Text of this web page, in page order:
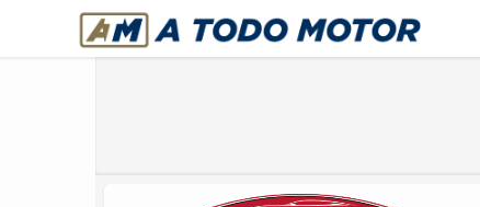
A Todo Motor· Revista del motor desde 1999